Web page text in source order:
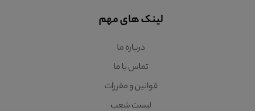
لینک های مهم
درباره ما
تماس با ما
قوانین و مقررات
لیست شعب